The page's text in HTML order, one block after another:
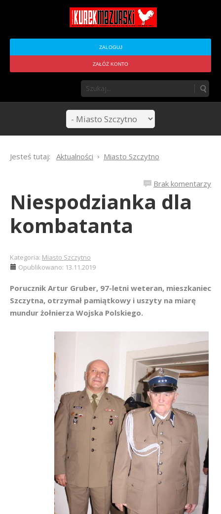
ZALOGUJ
ZAŁÓŻ KONTO
Jesteś tutaj: Aktualności Miasto Szczytno
Brak komentarzy
Niespodzianka dla
kombatanta
Kategoria: Miasto Szczytno
Opublikowano: 13.11.2019
Porucznik Artur Gruber, 97-letni weteran, mieszkaniec
Szczytna, otrzymał pamiątkowy i uszyty na miarę
mundur żołnierza Wojska Polskiego.